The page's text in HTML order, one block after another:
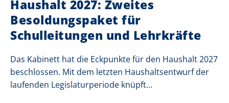
Haushalt 2027: Zweites
Besoldungspaket für
Schulleitungen und Lehrkräfte
Das Kabinett hat die Eckpunkte für den Haushalt 2027
beschlossen. Mit dem letzten Haushaltsentwurf der
laufenden Legislaturperiode knüpft...